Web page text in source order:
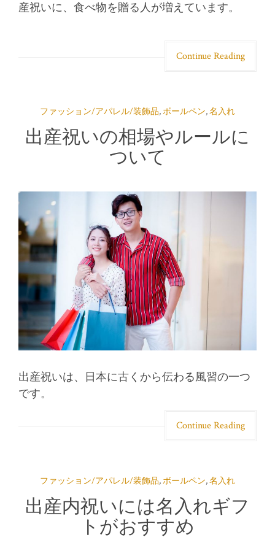
産祝いに、食べ物を贈る人が増えています。
Continue Reading
ファッション/アパレル/装飾品,ボールペン,名入れ
出産祝いの相場やルールに
ついて
出産祝いは、日本に古くから伝わる風習の一つ
です。
Continue Reading
ファッション/アパレル/装飾品,ボールペン,名入れ
出産内祝いには名入れギフ
トがおすすめ